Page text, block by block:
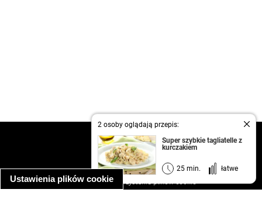
Ustawienia plików cookie
2 osoby oglądają przepis:
Super szybkie tagliatelle z
kurczakiem
25 min. łatwe
kontakt
regulamin
informacja o prywatności
informacja o wykorzystaniu plików cookie